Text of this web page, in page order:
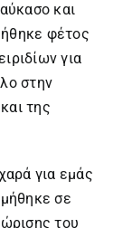
και
φέτος
για
στην
της
για εμάς
σε
του